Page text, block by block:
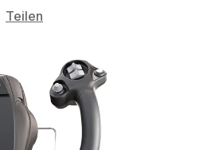
Teilen